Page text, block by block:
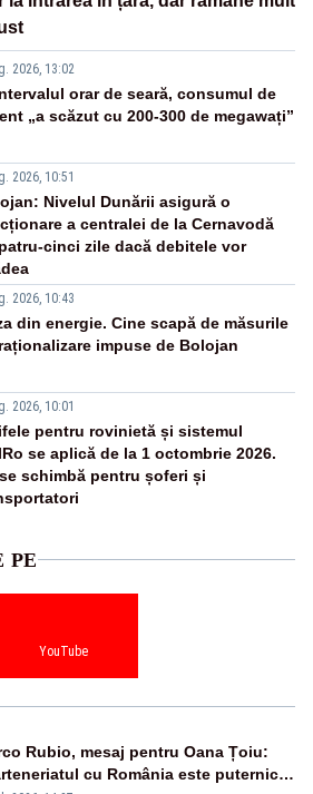
2026, 13:02
orar de seară, consumul de
„a scăzut cu 200-300 de megawați”
2026, 10:51
Nivelul Dunării asigură o
a centralei de la Cernavodă
cinci zile dacă debitele vor
2026, 10:43
din energie. Cine scapă de măsurile
impuse de Bolojan
2026, 10:01
pentru rovinietă și sistemul
se aplică de la 1 octombrie 2026.
schimbă pentru șoferi și
PE
YouTube
Rubio, mesaj pentru Oana Țoiu:
cu România este puternic